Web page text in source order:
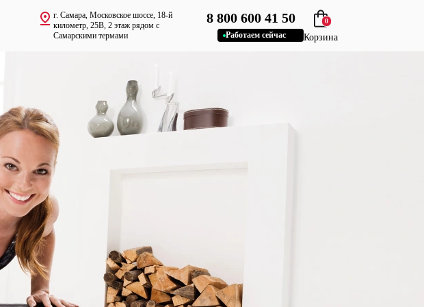
г. Самара, Московское шоссе, 18-й
километр, 25В, 2 этаж рядом с
Самарскими термами
8 800 600 41 50
Работаем сейчас
0
Корзина